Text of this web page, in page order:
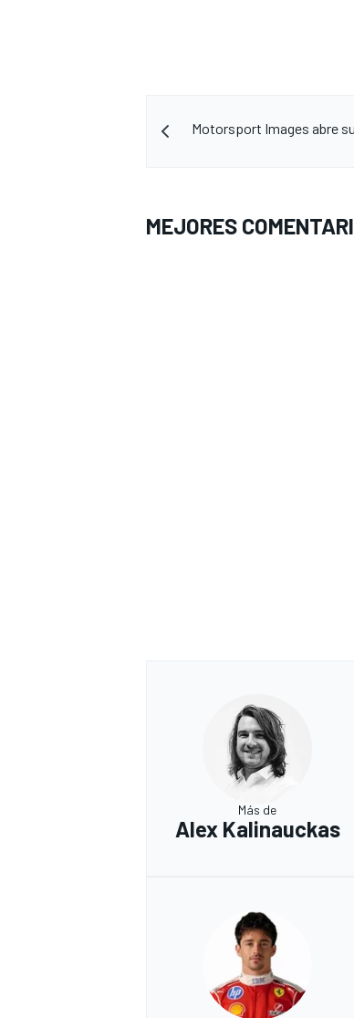
Motorsport Images abre
MEJORES
Más de
Alex Kalinauckas